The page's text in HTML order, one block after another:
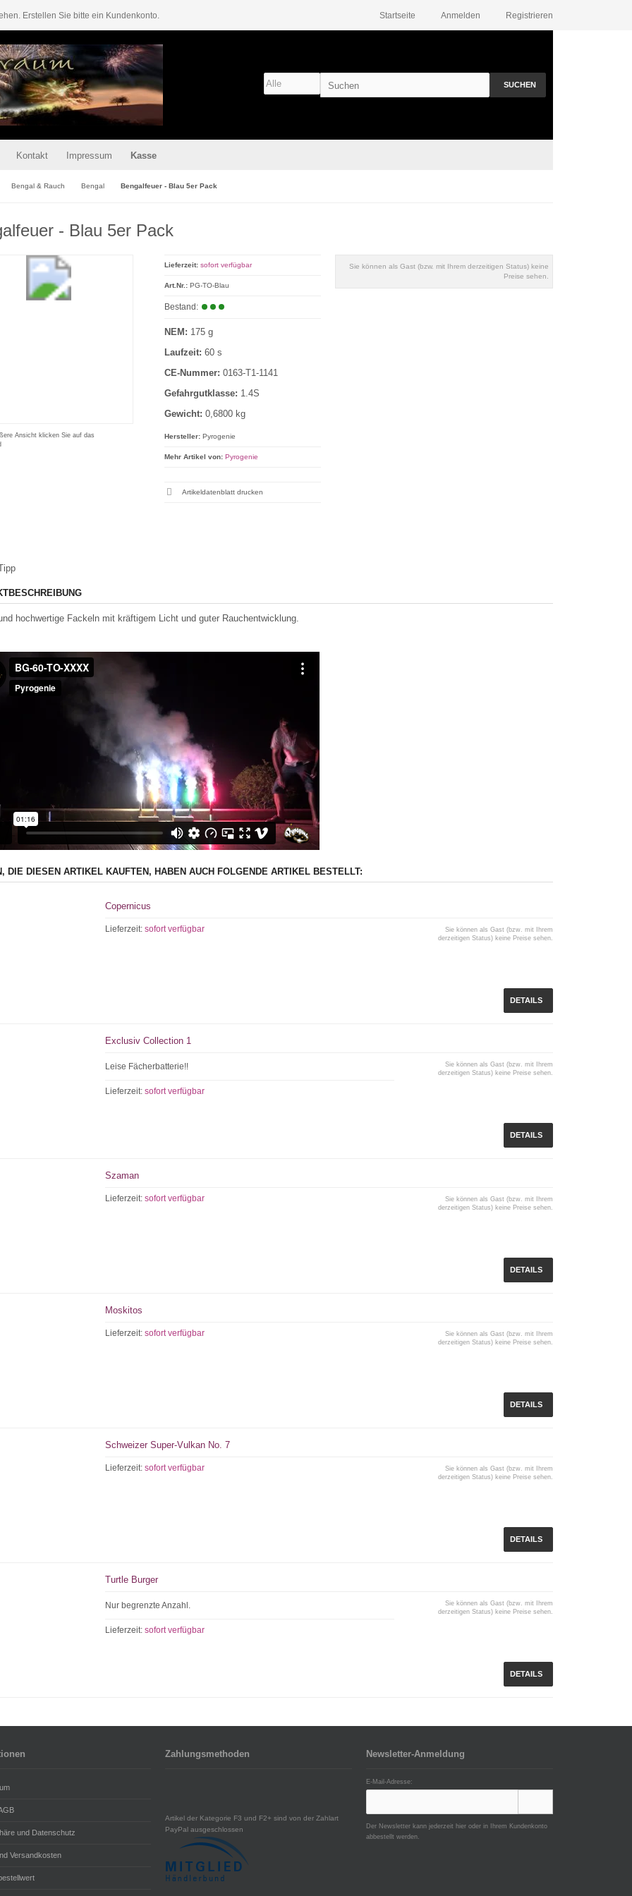
Erstellen Sie bitte ein Kundenkonto. Registrieren
Anmelden
Startseite
SUCHEN
Kontakt Impressum Kasse
Bengal & Rauch Bengal Bengalfeuer - Blau 5er Pack
- Blau 5er Pack
Ansicht klicken Sie auf das
Sie können als Gast (bzw. mit Ihrem derzeitigen Status) keine
Preise sehen.
Lieferzeit: sofort verfügbar
Art.Nr.: PG-TO-Blau
Bestand:
NEM: 175 g
Laufzeit: 60 s
CE-Nummer: 0163-T1-1141
Gefahrgutklasse: 1.4S
Gewicht: 0,6800 kg
Hersteller: Pyrogenie
Mehr Artikel von: Pyrogenie
Artikeldatenblatt drucken
hochwertige Fackeln mit kräftigem Licht und guter Rauchentwicklung.
DIE DIESEN ARTIKEL KAUFTEN, HABEN AUCH FOLGENDE ARTIKEL BESTELLT:
Copernicus
Lieferzeit:sofort verfügbar
Sie können als Gast (bzw. mit Ihrem
derzeitigen Status) keine Preise sehen.
DETAILS
Exclusiv Collection 1
Leise Fächerbatterie!!
Lieferzeit:sofort verfügbar
Sie können als Gast (bzw. mit Ihrem
derzeitigen Status) keine Preise sehen.
DETAILS
Szaman
Lieferzeit:sofort verfügbar
Sie können als Gast (bzw. mit Ihrem
derzeitigen Status) keine Preise sehen.
DETAILS
Moskitos
Lieferzeit:sofort verfügbar
Sie können als Gast (bzw. mit Ihrem
derzeitigen Status) keine Preise sehen.
DETAILS
Schweizer Super-Vulkan No. 7
Lieferzeit:sofort verfügbar
Sie können als Gast (bzw. mit Ihrem
derzeitigen Status) keine Preise sehen.
DETAILS
Turtle Burger
Nur begrenzte Anzahl.
Lieferzeit:sofort verfügbar
Sie können als Gast (bzw. mit Ihrem
derzeitigen Status) keine Preise sehen.
DETAILS
und Datenschutz
Versandkosten
Zahlungsmethoden
Artikel der Kategorie F3 und F2+ sind von der Zahlart
PayPal ausgeschlossen
Newsletter-Anmeldung
E-Mail-Adresse:
Der Newsletter kann jederzeit hier oder in Ihrem Kundenkonto
abbestellt werden.